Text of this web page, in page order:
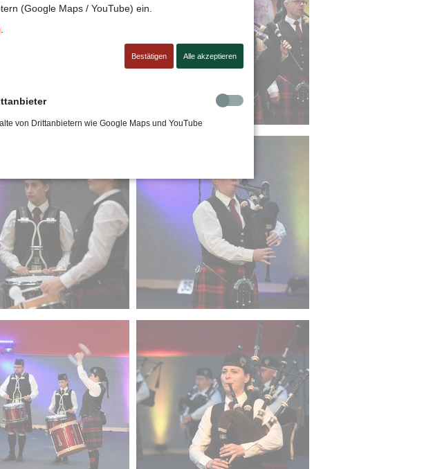
(Google Maps / YouTube) ein.
Bestätigen Alle akzeptieren
von Drittanbietern wie Google Maps und YouTube